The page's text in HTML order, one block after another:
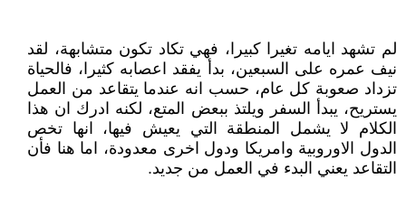
لم تشهد ايامه تغيرا كبيرا، فهي تكاد تكون متشابهة، لقد
نيف عمره على السبعين، بدأ يفقد اعصابه كثيرا، فالحياة
تزداد صعوبة كل عام، حسب انه عندما يتقاعد من العمل
يستريح، يبدأ السفر ويلتذ ببعض المتع، لكنه ادرك ان هذا
الكلام لا يشمل المنطقة التي يعيش فيها، انها تخص
الدول الاوروبية وامريكا ودول اخرى معدودة، اما هنا فأن
التقاعد يعني البدء في العمل من جديد.